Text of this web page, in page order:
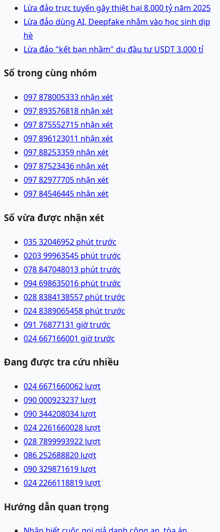
Lừa đảo trực tuyến gây thiệt hại 8.000 tỷ năm 2025
Lừa đảo dùng AI, Deepfake nhắm vào học sinh dịp
hè
Lừa đảo "kết bạn nhầm" dụ đầu tư USDT 3.000 tỉ
Số trong cùng nhóm
097 878005333 nhận xét
097 893576818 nhận xét
097 875552715 nhận xét
097 896123011 nhận xét
097 88253359 nhận xét
097 87523436 nhận xét
097 82977705 nhận xét
097 84546445 nhận xét
Số vừa được nhận xét
035 32046952 phút trước
0203 99963545 phút trước
078 847048013 phút trước
094 698635016 phút trước
028 8384138557 phút trước
024 8389065458 phút trước
091 76877131 giờ trước
024 667166001 giờ trước
Đang được tra cứu nhiều
024 6671660062 lượt
090 000923237 lượt
090 344208034 lượt
024 2261660028 lượt
028 7899993922 lượt
086 252688820 lượt
090 329871619 lượt
024 2266118819 lượt
Hướng dẫn quan trọng